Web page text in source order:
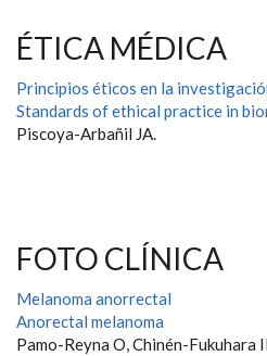
ÉTICA MÉDICA
Principios éticos en la
Standards of ethical practice in
Piscoya-Arbañil JA.
FOTO CLÍNICA
Melanoma anorrectal
Anorectal melanoma
Pamo-Reyna O, Chinén-Fukuhara